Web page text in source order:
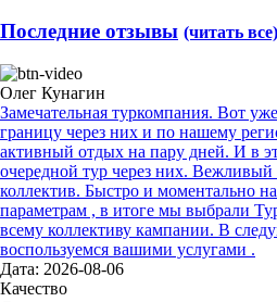
Последние отзывы (читать все)
Олег Кунагин
Замечательная туркомпания. Вот
границу через них и по нашему
активный отдых на пару дней. И в
очередной тур через них.
коллектив. Быстро и моментально
параметрам , в итоге мы выбрали
всему коллективу кампании. В
воспользуемся вашими услугами .
Дата: 2026-08-06
Качество